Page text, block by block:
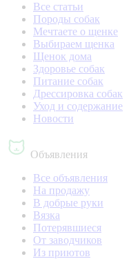
Все статьи
Породы собак
Мечтаете о щенке
Выбираем щенка
Щенок дома
Здоровье собак
Питание собак
Дрессировка собак
Уход и содержание
Новости
Объявления
Все объявления
На продажу
В добрые руки
Вязка
Потерявшиеся
От заводчиков
Из приютов